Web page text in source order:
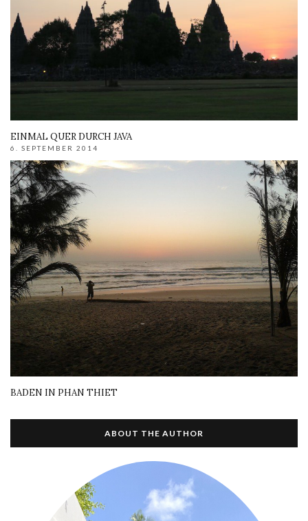
EINMAL QUER DURCH JAVA
6. SEPTEMBER 2014
BADEN IN PHAN THIET
ABOUT THE AUTHOR